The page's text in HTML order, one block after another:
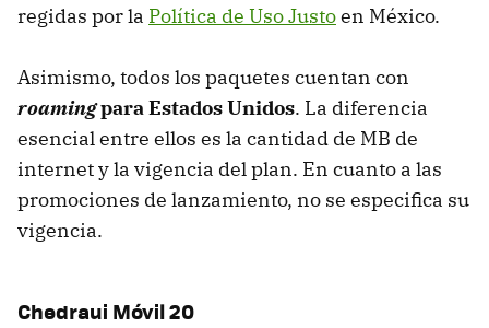
regidas por la Política de Uso Justoen México.
Asimismo, todos los paquetes cuentan con
roamingpara Estados Unidos. La diferencia
esencial entre ellos es la cantidad de MB de
internet y la vigencia del plan. En cuanto a las
promociones de lanzamiento, no se especifica su
vigencia.
Chedraui Móvil 20